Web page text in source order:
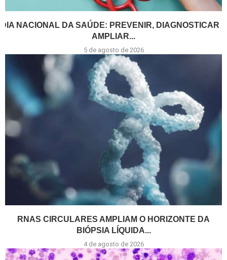
DIA NACIONAL DA SAÚDE: PREVENIR, DIAGNOSTICAR E
AMPLIAR...
5 de agosto de 2026
RNAS CIRCULARES AMPLIAM O HORIZONTE DA
BIÓPSIA LÍQUIDA...
4 de agosto de 2026